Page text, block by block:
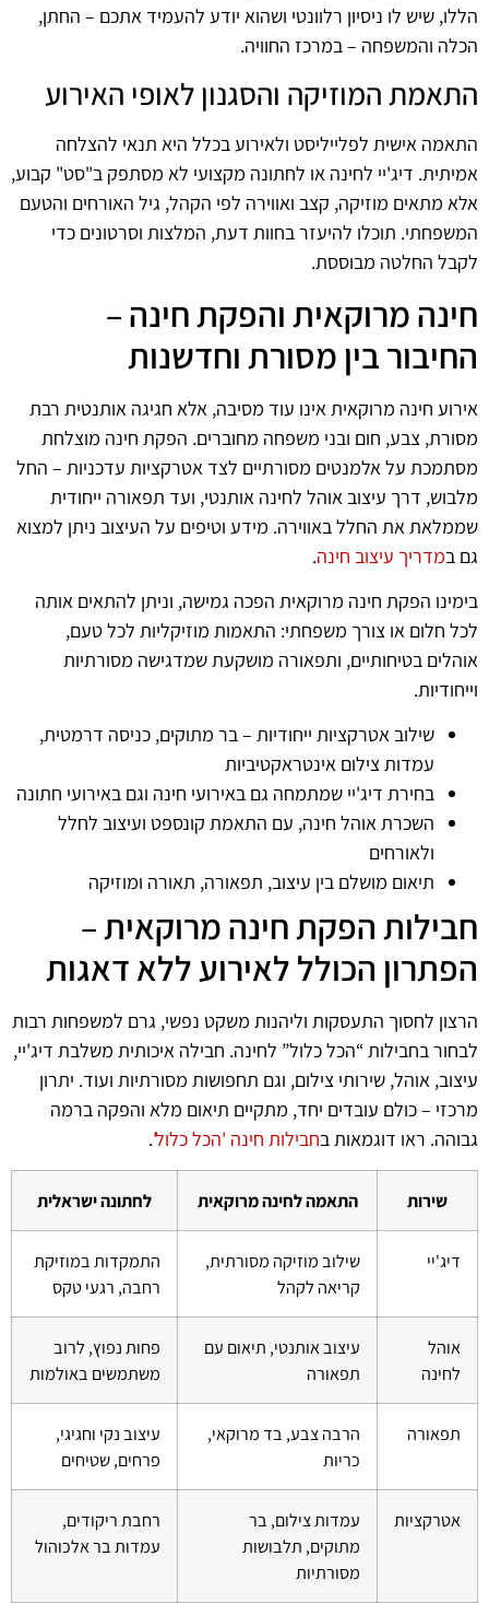
הללו, שיש לו ניסיון רלוונטי ושהוא יודע להעמיד אתכם – החתן,
הכלה והמשפחה – במרכז החוויה.
התאמת המוזיקה והסגנון לאופי האירוע
התאמה אישית לפלייליסט ולאירוע בכלל היא תנאי להצלחה
אמיתית. דיג'יי לחינה או לחתונה מקצועי לא מסתפק ב"סט" קבוע,
אלא מתאים מוזיקה, קצב ואווירה לפי הקהל, גיל האורחים והטעם
המשפחתי. תוכלו להיעזר בחוות דעת, המלצות וסרטונים כדי
לקבל החלטה מבוססת.
חינה מרוקאית והפקת חינה –
החיבור בין מסורת וחדשנות
אירוע חינה מרוקאית אינו עוד מסיבה, אלא חגיגה אותנטית רבת
מסורת, צבע, חום ובני משפחה מחוברים. הפקת חינה מוצלחת
מסתמכת על אלמנטים מסורתיים לצד אטרקציות עדכניות – החל
מלבוש, דרך עיצוב אוהל לחינה אותנטי, ועד תפאורה ייחודית
שממלאת את החלל באווירה. מידע וטיפים על העיצוב ניתן למצוא
גם במדריך עיצוב חינה.
בימינו הפקת חינה מרוקאית הפכה גמישה, וניתן להתאים אותה
לכל חלום או צורך משפחתי: התאמות מוזיקליות לכל טעם,
אוהלים בטיחותיים, ותפאורה מושקעת שמדגישה מסורתיות
וייחודיות.
שילוב אטרקציות ייחודיות – בר מתוקים, כניסה דרמטית,
עמדות צילום אינטראקטיביות
בחירת דיג'יי שמתמחה גם באירועי חינה וגם באירועי חתונה
השכרת אוהל חינה, עם התאמת קונספט ועיצוב לחלל
ולאורחים
תיאום מושלם בין עיצוב, תפאורה, תאורה ומוזיקה
חבילות הפקת חינה מרוקאית –
הפתרון הכולל לאירוע ללא דאגות
הרצון לחסוך התעסקות וליהנות משקט נפשי, גרם למשפחות רבות
לבחור בחבילות “הכל כלול” לחינה. חבילה איכותית משלבת דיג'יי,
עיצוב, אוהל, שירותי צילום, וגם תחפושות מסורתיות ועוד. יתרון
מרכזי – כולם עובדים יחד, מתקיים תיאום מלא והפקה ברמה
גבוהה. ראו דוגמאות בחבילות חינה 'הכל כלול'.
שירות התאמה לחינה מרוקאית לחתונה ישראלית
דיג'יי
שילוב מוזיקה מסורתית,
קריאה לקהל
התמקדות במוזיקת
רחבה, רגעי טקס
אוהל
לחינה
עיצוב אותנטי, תיאום עם
תפאורה
פחות נפוץ, לרוב
משתמשים באולמות
תפאורה
הרבה צבע, בד מרוקאי,
כריות
עיצוב נקי וחגיגי,
פרחים, שטיחים
אטרקציות
עמדות צילום, בר
מתוקים, תלבושות
מסורתיות
רחבת ריקודים,
עמדות בר אלכוהול